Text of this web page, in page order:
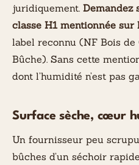
juridiquement. Demandez
classe H1 mentionnée
label reconnu (NF Bois de
Bûche). Sans cette
dont l’humidité n’est pas
Surface sèche, cœur
Un fournisseur peu
bûches d’un séchoir